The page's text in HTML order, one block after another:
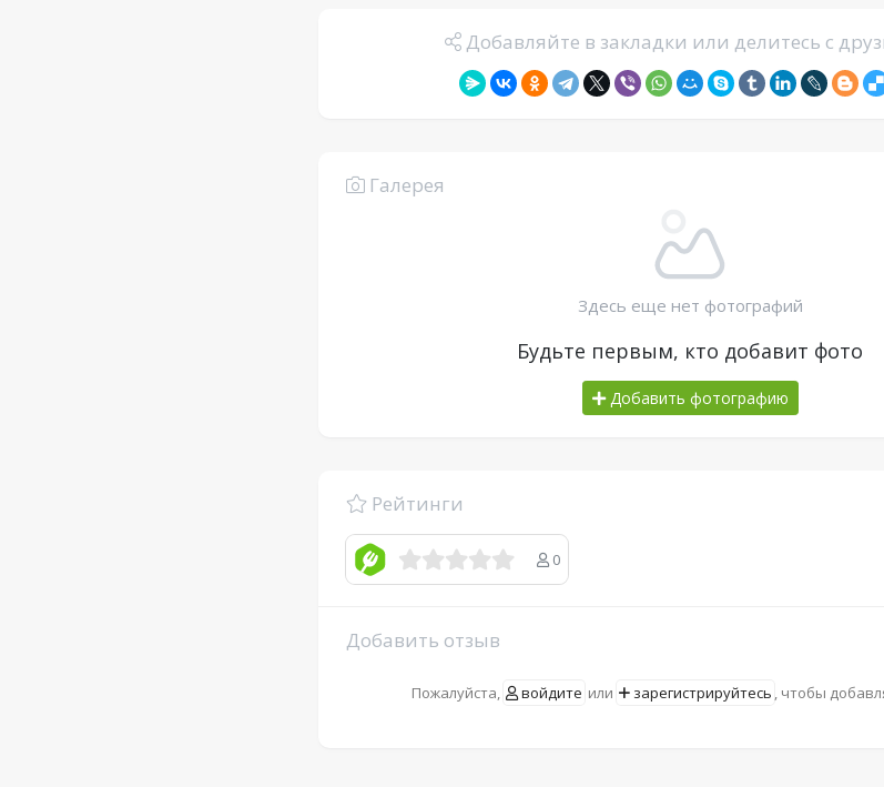
Добавляйте в закладки или делитесь с
Галерея
Здесь еще нет фотографий
Будьте первым, кто добавит фото
Добавить фотографию
Рейтинги
0
Добавить отзыв
Пожалуйста, войдите или зарегистрируйтесь , чтобы